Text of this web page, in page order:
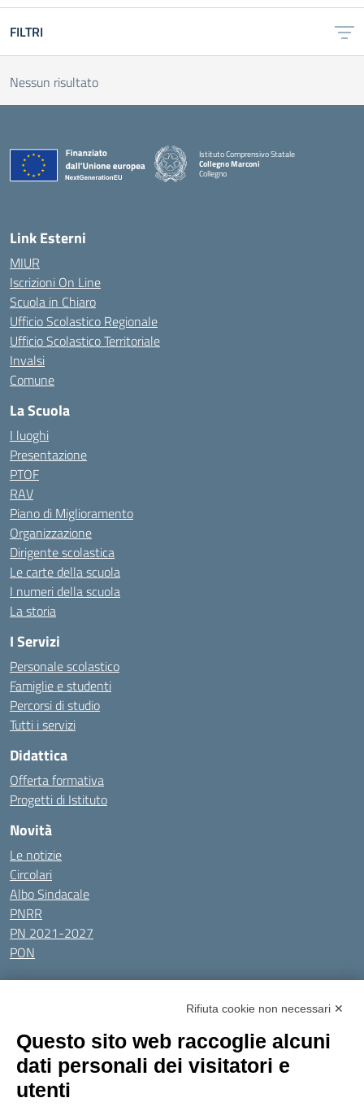
FILTRI
Nessun risultato
Istituto Comprensivo Statale
Collegno Marconi
Collegno
Link Esterni
MIUR
Iscrizioni On Line
Scuola in Chiaro
Ufficio Scolastico Regionale
Ufficio Scolastico Territoriale
Invalsi
Comune
La Scuola
I luoghi
Presentazione
PTOF
RAV
Piano di Miglioramento
Organizzazione
Dirigente scolastica
Le carte della scuola
I numeri della scuola
La storia
I Servizi
Personale scolastico
Famiglie e studenti
Percorsi di studio
Tutti i servizi
Didattica
Offerta formativa
Progetti di Istituto
Novità
Le notizie
Circolari
Albo Sindacale
PNRR
PN 2021-2027
PON
Tutti gli argomenti
Amministrazione Trasparente
Privacy Policy
Dichiarazione di accessibilitàObiettivi di accessibilità
Seguici su:
Rifiuta cookie non necessari ✕
Questo sito web raccoglie alcuni
dati personali dei visitatori e
utenti